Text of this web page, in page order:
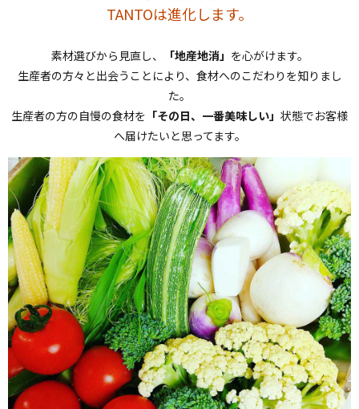
TANTOは進化します。
素材選びから見直し、 「地産地消」 を心がけます。
生産者の方々と出会うことにより、食材へのこだわりを知りまし
た。
生産者の方の自慢の食材を 「その日、一番美味しい」 状態でお客様
へ届けたいと思ってます。